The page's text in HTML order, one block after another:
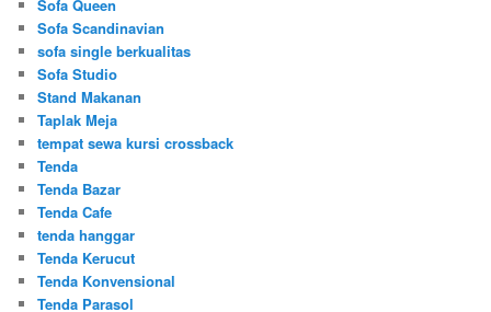
Sofa Queen
Sofa Scandinavian
sofa single berkualitas
Sofa Studio
Stand Makanan
Taplak Meja
tempat sewa kursi crossback
Tenda
Tenda Bazar
Tenda Cafe
tenda hanggar
Tenda Kerucut
Tenda Konvensional
Tenda Parasol